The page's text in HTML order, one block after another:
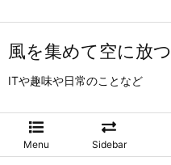
風を集めて空に放つ
ITや趣味や日常のことなど
Menu Sidebar